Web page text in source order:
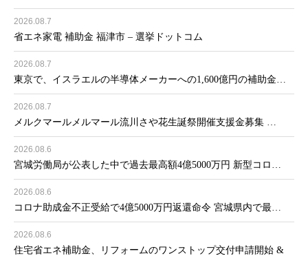
2026.08.7
省エネ家電 補助金 福津市 – 選挙ドットコム
2026.08.7
東京で、イスラエルの半導体メーカーへの1,600億円の補助金…
2026.08.7
メルクマールメルマール流川さや花生誕祭開催支援金募集 …
2026.08.6
宮城労働局が公表した中で過去最高額4億5000万円 新型コロ…
2026.08.6
コロナ助成金不正受給で4億5000万円返還命令 宮城県内で最…
2026.08.6
住宅省エネ補助金、リフォームのワンストップ交付申請開始 &